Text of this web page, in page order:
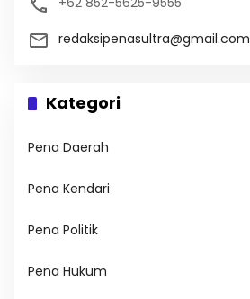
redaksipenasultra@gmail.com
Kategori
Pena Daerah
Pena Kendari
Pena Politik
Pena Hukum